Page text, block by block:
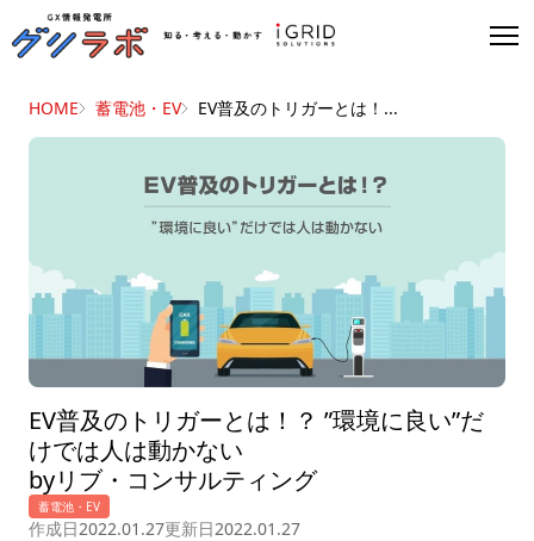
HOME 蓄電池・EV EV普及のトリガーとは！...
蓄電池・EV
作成日2022.01.27更新日2022.01.27
EV普及のトリガーとは！？ ”環境に良い”だ
けでは人は動かない
byリブ・コンサルティング